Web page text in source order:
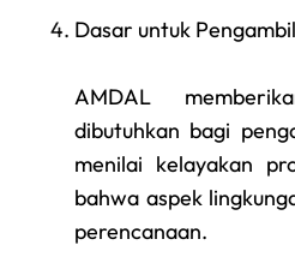
Dasar untuk
AMDAL
dibutuhkan bagi
menilai kelayakan
bahwa aspek
perencanaan.